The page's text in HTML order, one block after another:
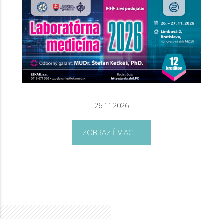
26.11.2026
ZOBRAZIŤ VIAC ...